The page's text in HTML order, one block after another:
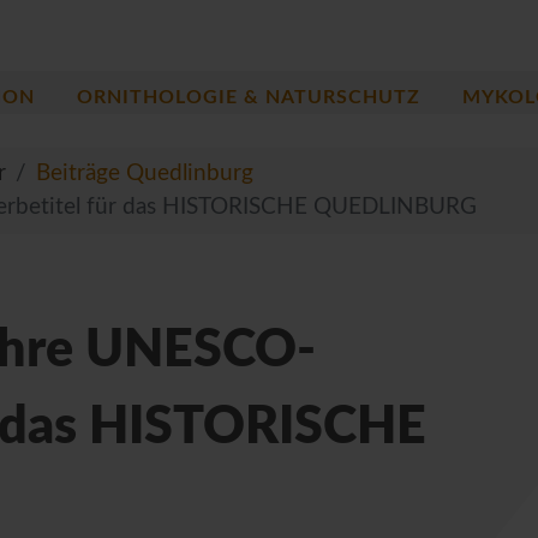
ORNITHOLOGIE & NATURSCHUTZ
Beiträge Quedlinburg
für das HISTORISCHE QUEDLINBURG
UNESCO-
HISTORISCHE